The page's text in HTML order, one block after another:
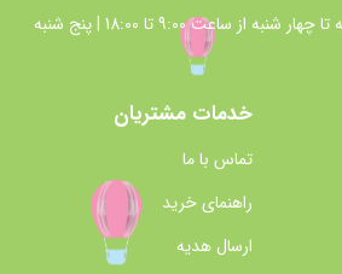
ساعت پاسخگويي شنبه تا چهار شنبه از ساعت 9:00 تا 18:00 | پنج شنبه
خدمات مشتریان
تماس با ما
راهنمای خرید
ارسال هدیه